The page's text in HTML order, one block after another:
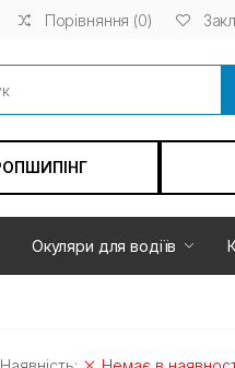
Порівняння (0)
Окуляри для водіїв